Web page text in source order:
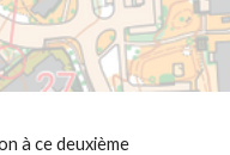
à ce deuxième